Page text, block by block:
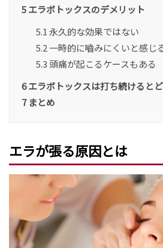
5エラボトックスのデメリット
5.1 永久的な効果ではない
5.2 一時的に嚙みにくいと感じ
5.3 頭痛が起こるケースもある
6エラボトックスは打ち続けると
7まとめ
エラが張る原因とは